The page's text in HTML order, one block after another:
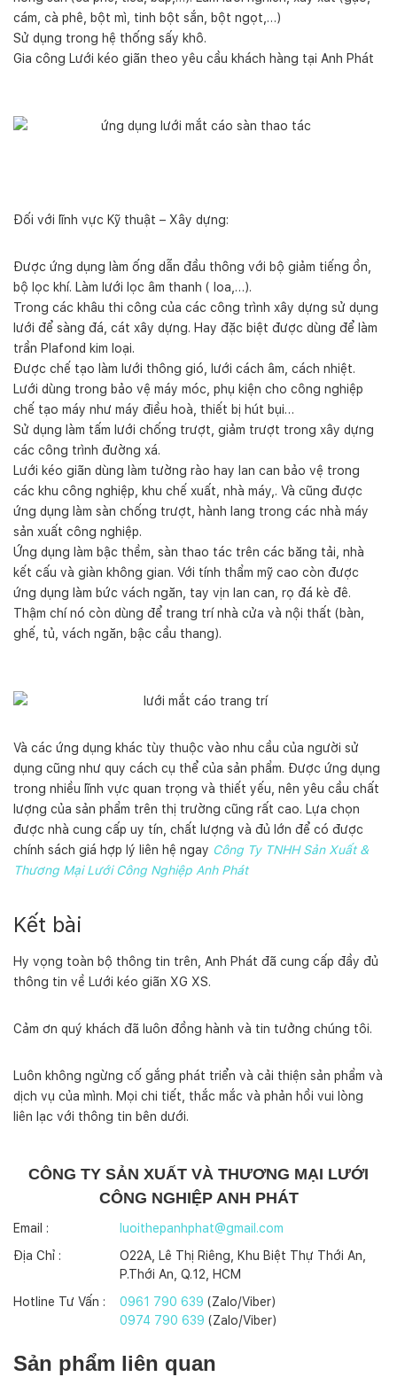
cám, cà phê, bột mì, tinh bột sắn, bột ngọt,…)
Sử dụng trong hệ thống sấy khô.
Gia công Lưới kéo giãn theo yêu cầu khách hàng tại Anh Phát
Đối với lĩnh vực Kỹ thuật – Xây dựng:
Được ứng dụng làm ống dẫn đầu thông với bộ giảm tiếng ồn,
bộ lọc khí. Làm lưới lọc âm thanh ( loa,…).
Trong các khâu thi công của các công trình xây dựng sử dụng
lưới để sàng đá, cát xây dựng. Hay đặc biệt được dùng để làm
trần Plafond kim loại.
Được chế tạo làm lưới thông gió, lưới cách âm, cách nhiệt.
Lưới dùng trong bảo vệ máy móc, phụ kiện cho công nghiệp
chế tạo máy như máy điều hoà, thiết bị hút bụi…
Sử dụng làm tấm lưới chống trượt, giảm trượt trong xây dựng
các công trình đường xá.
Lưới kéo giãn dùng làm tường rào hay lan can bảo vệ trong
các khu công nghiệp, khu chế xuất, nhà máy,. Và cũng được
ứng dụng làm sàn chống trượt, hành lang trong các nhà máy
sản xuất công nghiệp.
Ứng dụng làm bậc thềm, sàn thao tác trên các băng tải, nhà
kết cấu và giàn không gian. Với tính thẩm mỹ cao còn được
ứng dụng làm bức vách ngăn, tay vịn lan can, rọ đá kè đê.
Thậm chí nó còn dùng để trang trí nhà cửa và nội thất (bàn,
ghế, tủ, vách ngăn, bậc cầu thang).
Và các ứng dụng khác tùy thuộc vào nhu cầu của người sử
dụng cũng như quy cách cụ thể của sản phẩm. Được ứng dụng
trong nhiều lĩnh vực quan trọng và thiết yếu, nên yêu cầu chất
lượng của sản phẩm trên thị trường cũng rất cao. Lựa chọn
được nhà cung cấp uy tín, chất lượng và đủ lớn để có được
chính sách giá hợp lý liên hệ ngay Công Ty TNHH Sản Xuất &
Thương Mại Lưới Công Nghiệp Anh Phát
Kết bài
Hy vọng toàn bộ thông tin trên, Anh Phát đã cung cấp đầy đủ
thông tin về Lưới kéo giãn XG XS.
Cảm ơn quý khách đã luôn đồng hành và tin tưởng chúng tôi.
Luôn không ngừng cố gắng phát triển và cải thiện sản phẩm và
dịch vụ của mình. Mọi chi tiết, thắc mắc và phản hồi vui lòng
liên lạc với thông tin bên dưới.
CÔNG TY SẢN XUẤT VÀ THƯƠNG MẠI LƯỚI
CÔNG NGHIỆP ANH PHÁT
Email :
luoithepanhphat@gmail.com
Địa Chỉ :
O22A, Lê Thị Riêng, Khu Biệt Thự Thới An,
P.Thới An, Q.12, HCM
Hotline Tư Vấn :
0961 790 639 (Zalo/Viber)
0974 790 639 (Zalo/Viber)
Sản phẩm liên quan